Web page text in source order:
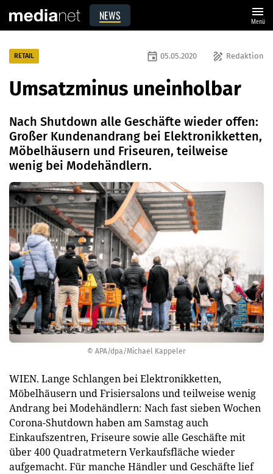
NEWS menu
Menü
© APA/dpa/Michael Kappeler
RETAIL draw Redaktion
event 05.05.2020
Umsatzminus uneinholbar
Nach Shutdown alle Geschäfte wieder offen:
Großer Kundenandrang bei Elektronikketten,
Möbelhäusern und Friseuren, teilweise
wenig bei Modehändlern.
WIEN. Lange Schlangen bei Elektronikketten,
Möbelhäusern und Frisiersalons und teilweise wenig
Andrang bei Modehändlern: Nach fast sieben Wochen
Corona-Shutdown haben am Samstag auch
Einkaufszentren, Friseure sowie alle Geschäfte mit
über 400 Quadratmetern Verkaufsfläche wieder
aufgemacht. Für manche Händler und Geschäfte lief